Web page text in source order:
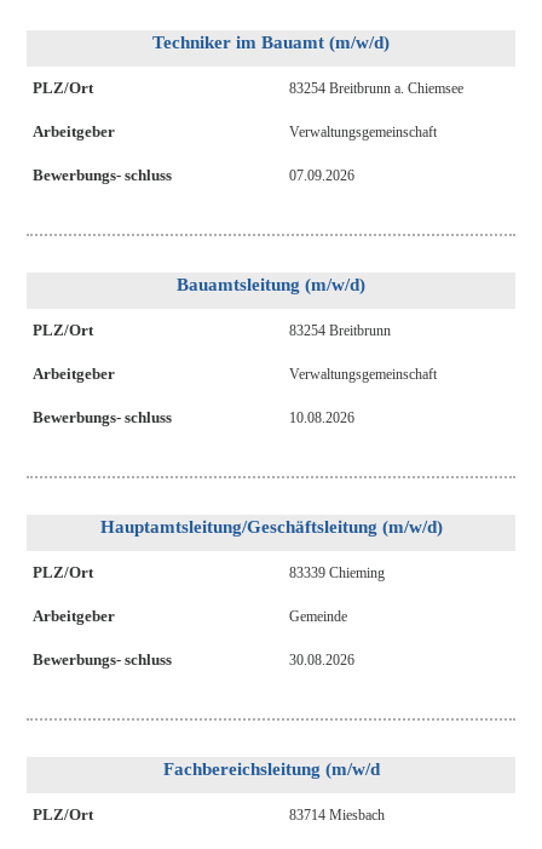
Techniker im Bauamt (m/w/d)
PLZ/Ort
Arbeitgeber
Bewerbungs- schluss
83254 Breitbrunn a. Chiemsee
Verwaltungsgemeinschaft
07.09.2026
Bauamtsleitung (m/w/d)
PLZ/Ort
Arbeitgeber
Bewerbungs- schluss
83254 Breitbrunn
Verwaltungsgemeinschaft
10.08.2026
Hauptamtsleitung/Geschäftsleitung (m/w/d)
PLZ/Ort
Arbeitgeber
Bewerbungs- schluss
83339 Chieming
Gemeinde
30.08.2026
Fachbereichsleitung (m/w/d
PLZ/Ort 83714 Miesbach